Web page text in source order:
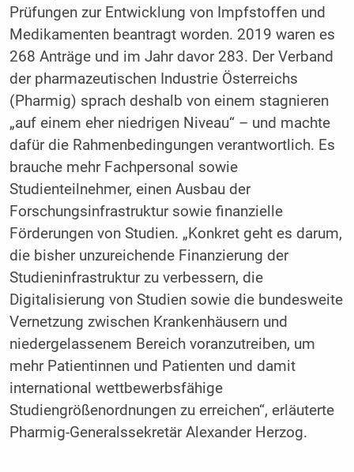
Prüfungen zur Entwicklung von Impfstoffen und
Medikamenten beantragt worden. 2019 waren es
268 Anträge und im Jahr davor 283. Der Verband
der pharmazeutischen Industrie Österreichs
(Pharmig) sprach deshalb von einem stagnieren
„auf einem eher niedrigen Niveau“ – und machte
dafür die Rahmenbedingungen verantwortlich. Es
brauche mehr Fachpersonal sowie
Studienteilnehmer, einen Ausbau der
Forschungsinfrastruktur sowie finanzielle
Förderungen von Studien. „Konkret geht es darum,
die bisher unzureichende Finanzierung der
Studieninfrastruktur zu verbessern, die
Digitalisierung von Studien sowie die bundesweite
Vernetzung zwischen Krankenhäusern und
niedergelassenem Bereich voranzutreiben, um
mehr Patientinnen und Patienten und damit
international wettbewerbsfähige
Studiengrößenordnungen zu erreichen“, erläuterte
Pharmig-Generalssekretär Alexander Herzog.